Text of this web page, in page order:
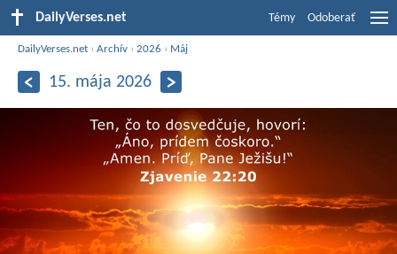
DailyVerses.net Témy Odoberať
DailyVerses.net ›Archív ›2026 › Máj
15. mája 2026